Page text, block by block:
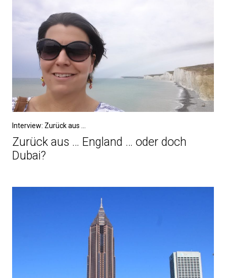
Interview: Zurück aus ...
Zurück aus … England … oder doch
Dubai?